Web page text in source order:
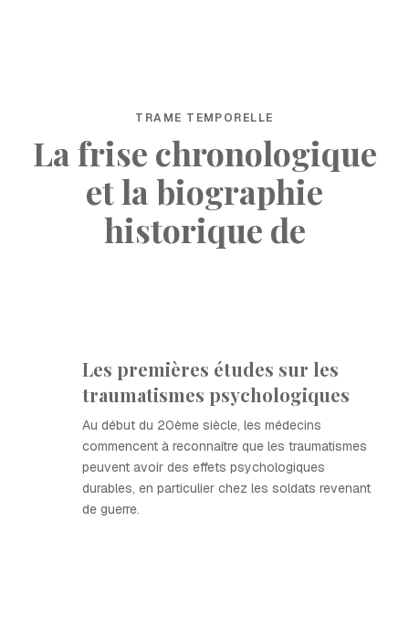
TRAME TEMPORELLE
La frise chronologique
et la biographie
historique de
Les premières études sur les
traumatismes psychologiques
Au début du 20ème siècle, les médecins
commencent à reconnaître que les traumatismes
peuvent avoir des effets psychologiques
durables, en particulier chez les soldats revenant
de guerre.